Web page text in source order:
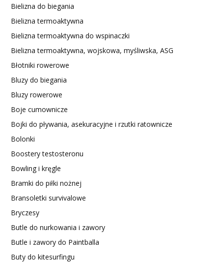
Bielizna do biegania
Bielizna termoaktywna
Bielizna termoaktywna do wspinaczki
Bielizna termoaktywna, wojskowa, myśliwska, ASG
Błotniki rowerowe
Bluzy do biegania
Bluzy rowerowe
Boje cumownicze
Bojki do pływania, asekuracyjne i rzutki ratownicze
Bolonki
Boostery testosteronu
Bowling i kręgle
Bramki do piłki nożnej
Bransoletki survivalowe
Bryczesy
Butle do nurkowania i zawory
Butle i zawory do Paintballa
Buty do kitesurfingu